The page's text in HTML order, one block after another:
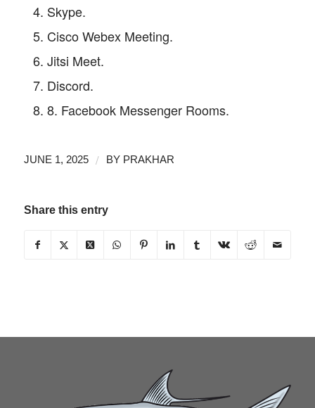
Skype.
Cisco Webex Meeting.
Jitsi Meet.
Discord.
8. Facebook Messenger Rooms.
JUNE 1, 2025 / BY PRAKHAR
Share this entry